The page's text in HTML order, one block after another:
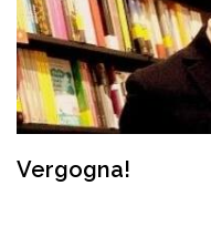
Vergogna!